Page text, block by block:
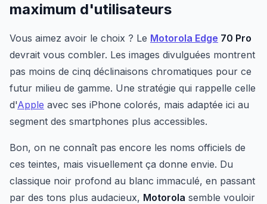
maximum d'utilisateurs
Vous aimez avoir le choix ? Le Motorola Edge 70 Pro
devrait vous combler. Les images divulguées montrent
pas moins de cinq déclinaisons chromatiques pour ce
futur milieu de gamme. Une stratégie qui rappelle celle
d'Apple avec ses iPhone colorés, mais adaptée ici au
segment des smartphones plus accessibles.
Bon, on ne connaît pas encore les noms officiels de
ces teintes, mais visuellement ça donne envie. Du
classique noir profond au blanc immaculé, en passant
par des tons plus audacieux, Motorola semble vouloir